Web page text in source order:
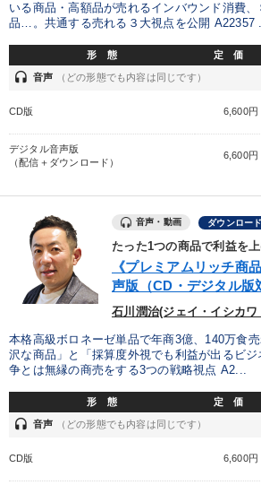
いる商品・高額品が売れるインバウンド消費
品…。共通する売れる３大視点を公開 A22357
形 態 定 価
headset 音声 （どの形態でも内容は同じです）
CD版 6,600円
デジタル音声版
（配信＋ダウンロード）
6,600円
音声・動画 ダウンロー
たった1つの商品で利益を
《プレミアムリッチ商
声版（CD・デジタル版
石川潤治(ジェイ・イシカワ
本格高級ボロネーゼ単品で年商3億、140万食
沢な商品」と「採算度外視でも利益が出るビ
争とは無縁の商売をする3つの戦略視点 A2...
形 態 定 価
headset 音声 （どの形態でも内容は同じです）
CD版 6,600円